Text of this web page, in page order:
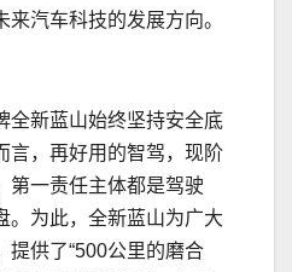
汽车科技的发展方向。
全新蓝山始终坚持安全底
言，再好用的智驾，现阶
第一责任主体都是驾驶
。为此，全新蓝山为广大
提供了“500公里的磨合